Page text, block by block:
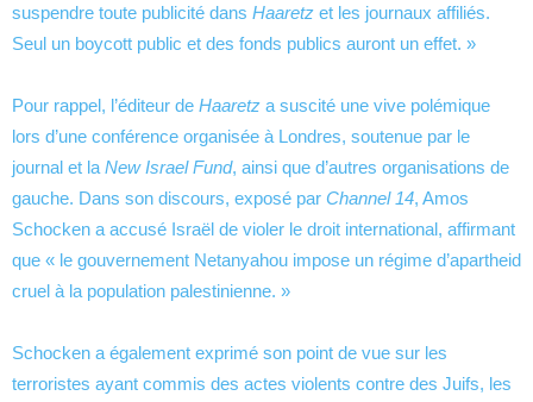
suspendre toute publicité dans Haaretz et les journaux affiliés.
Seul un boycott public et des fonds publics auront un effet. »
Pour rappel, l’éditeur de Haaretz a suscité une vive polémique
lors d’une conférence organisée à Londres, soutenue par le
journal et la New Israel Fund, ainsi que d’autres organisations de
gauche. Dans son discours, exposé par Channel 14, Amos
Schocken a accusé Israël de violer le droit international, affirmant
que « le gouvernement Netanyahou impose un régime d’apartheid
cruel à la population palestinienne. »
Schocken a également exprimé son point de vue sur les
terroristes ayant commis des actes violents contre des Juifs, les